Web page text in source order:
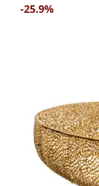
-25.9%